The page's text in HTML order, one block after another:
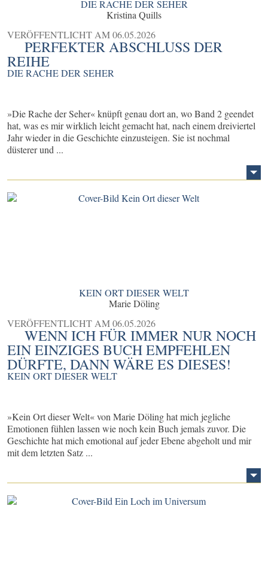
DIE RACHE DER SEHER
Kristina Quills
VERÖFFENTLICHT AM06.05.2026
PERFEKTER ABSCHLUSS DER
REIHE
DIE RACHE DER SEHER
»Die Rache der Seher« knüpft genau dort an, wo Band 2 geendet
hat, was es mir wirklich leicht gemacht hat, nach einem dreiviertel
Jahr wieder in die Geschichte einzusteigen. Sie ist nochmal
düsterer und ...
KEIN ORT DIESER WELT
Marie Döling
VERÖFFENTLICHT AM06.05.2026
WENN ICH FÜR IMMER NUR NOCH
EIN EINZIGES BUCH EMPFEHLEN
DÜRFTE, DANN WÄRE ES DIESES!
KEIN ORT DIESER WELT
»Kein Ort dieser Welt« von Marie Döling hat mich jegliche
Emotionen fühlen lassen wie noch kein Buch jemals zuvor. Die
Geschichte hat mich emotional auf jeder Ebene abgeholt und mir
mit dem letzten Satz ...